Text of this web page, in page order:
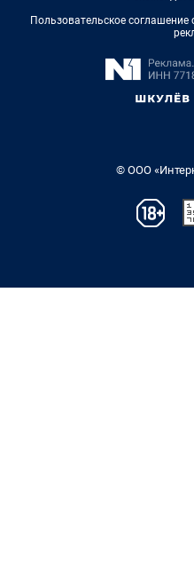
Пользовательское
© ООО